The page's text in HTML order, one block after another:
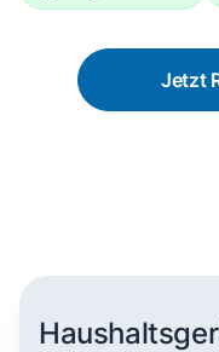
Jetzt